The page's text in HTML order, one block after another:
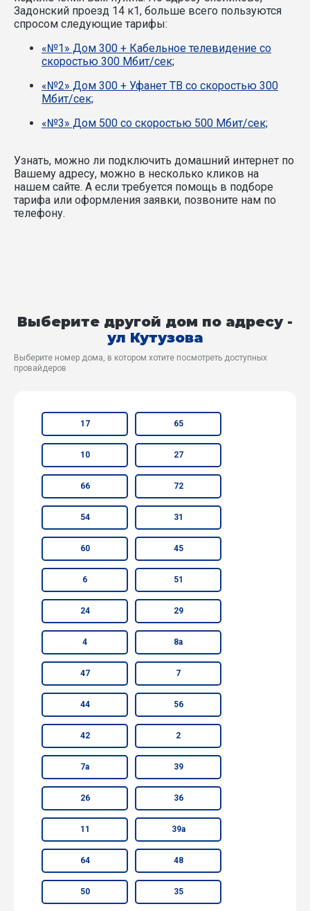
Задонский проезд 14 к1, больше всего пользуются
спросом следующие тарифы:
«№1» Дом 300 + Кабельное телевидение со
скоростью 300 Мбит/сек;
«№2» Дом 300 + Уфанет ТВ со скоростью 300
Мбит/сек;
«№3» Дом 500 со скоростью 500 Мбит/сек;
Узнать, можно ли подключить домашний интернет по
Вашему адресу, можно в несколько кликов на
нашем сайте. А если требуется помощь в подборе
тарифа или оформления заявки, позвоните нам по
телефону.
Выберите другой дом по адресу -
ул Кутузова
Выберите номер дома, в котором хотите посмотреть доступных
провайдеров
17 65
10 27
66 72
54 31
60 45
6 51
24 29
4 8а
47 7
44 56
42 2
7а 39
26 36
11 39а
64 48
50 35